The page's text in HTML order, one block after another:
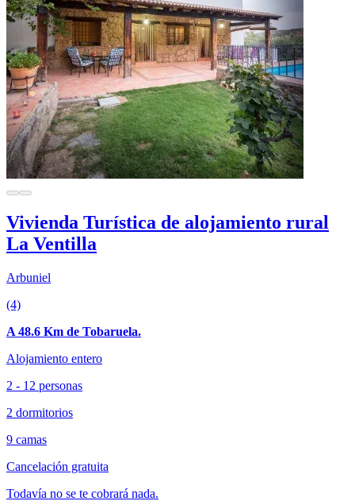
Vivienda Turística de alojamiento rural
La Ventilla
Arbuniel
(4)
A 48.6 Km de Tobaruela.
Alojamiento entero
2 - 12 personas
2 dormitorios
9 camas
Cancelación gratuita
Todavía no se te cobrará nada.